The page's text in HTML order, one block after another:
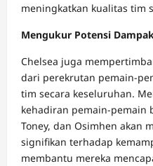
meningkatkan kualitas tim
Mengukur Potensi
Chelsea juga
dari perekrutan pemain-
tim secara keseluruhan.
kehadiran pemain-pemain
Toney, dan Osimhen akan
signifikan terhadap
membantu mereka